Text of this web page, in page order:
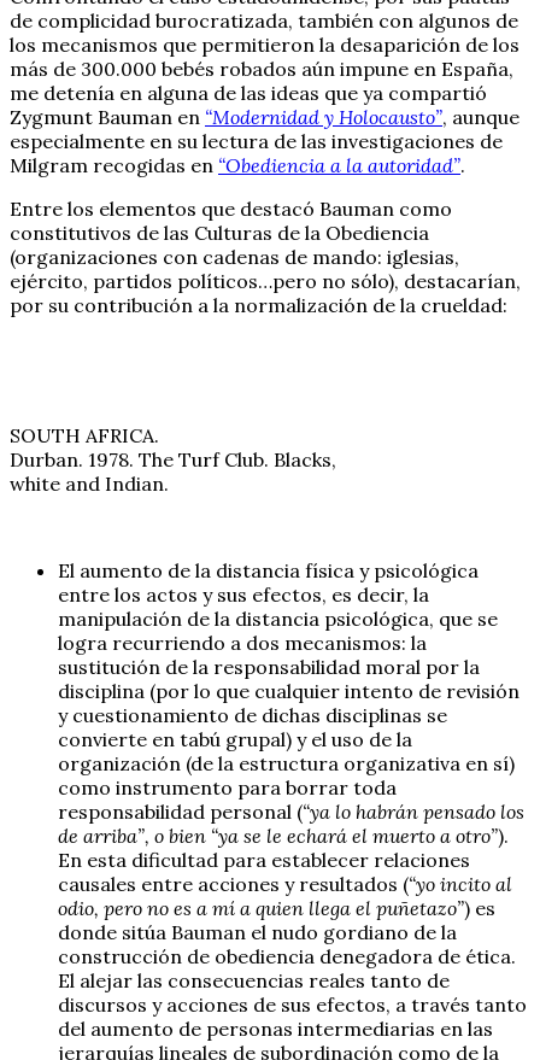
de complicidad burocratizada, también con algunos de
los mecanismos que permitieron la desaparición de los
más de 300.000 bebés robados aún impune en España,
me detenía en alguna de las ideas que ya compartió
Zygmunt Bauman en “Modernidad y Holocausto”, aunque
especialmente en su lectura de las investigaciones de
Milgram recogidas en “Obediencia a la autoridad”.
Entre los elementos que destacó Bauman como
constitutivos de las Culturas de la Obediencia
(organizaciones con cadenas de mando: iglesias,
ejército, partidos políticos…pero no sólo), destacarían,
por su contribución a la normalización de la crueldad:
SOUTH AFRICA.
Durban. 1978. The Turf Club. Blacks,
white and Indian.
El aumento de la distancia física y psicológica
entre los actos y sus efectos, es decir, la
manipulación de la distancia psicológica, que se
logra recurriendo a dos mecanismos: la
sustitución de la responsabilidad moral por la
disciplina (por lo que cualquier intento de revisión
y cuestionamiento de dichas disciplinas se
convierte en tabú grupal) y el uso de la
organización (de la estructura organizativa en sí)
como instrumento para borrar toda
responsabilidad personal (“ya lo habrán pensado los
de arriba”, o bien “ya se le echará el muerto a otro”).
En esta dificultad para establecer relaciones
causales entre acciones y resultados (“yo incito al
odio, pero no es a mí a quien llega el puñetazo”) es
donde sitúa Bauman el nudo gordiano de la
construcción de obediencia denegadora de ética.
El alejar las consecuencias reales tanto de
discursos y acciones de sus efectos, a través tanto
del aumento de personas intermediarias en las
jerarquías lineales de subordinación como de la